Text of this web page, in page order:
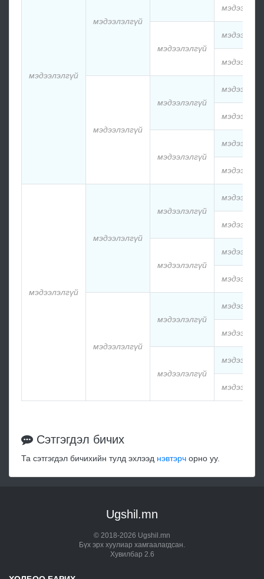
мэдээлэлгүй
мэдээлэлгүй
мэдээлэлгүй
мэдээлэлгүй
мэдээлэлгүй
мэдээлэлгүй
мэдээлэлгүй
мэдээлэлгүй
мэдээлэлгүй
мэдээлэлгүй
мэдээлэлгүй
мэдээлэлгүй
мэдээлэлгүй
Сэтгэгдэл бичих
Та сэтгэгдэл бичихийн тулд эхлээд нэвтэрч орно уу.
Ugshil.mn
© 2018-2026 Ugshil.mn
Бүх эрх хуулиар хамгаалагдсан.
Хувилбар 2.6